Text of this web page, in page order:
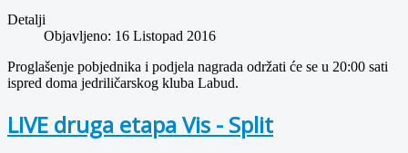
Detalji
Objavljeno: 16 Listopad 2016
Proglašenje pobjednika i podjela nagrada održati će se u 20:00 sati
ispred doma jedriličarskog kluba Labud.
LIVE druga etapa Vis - Split